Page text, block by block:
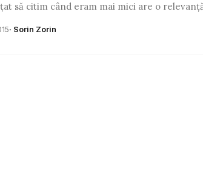
să citim când eram mai mici are o
· Sorin Zorin